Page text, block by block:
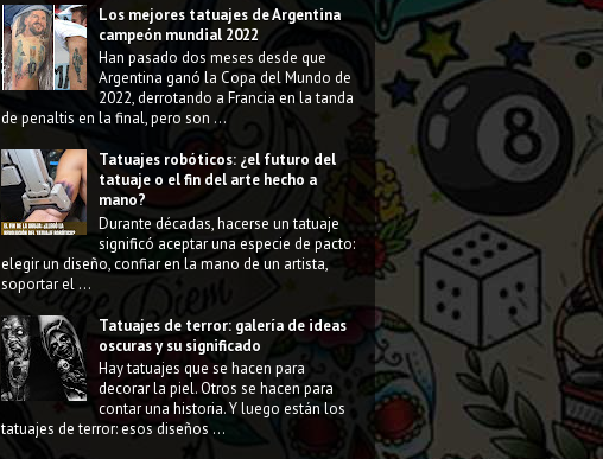
Los mejores tatuajes de Argentina
campeón mundial 2022
Han pasado dos meses desde que
Argentina ganó la Copa del Mundo de
2022, derrotando a Francia en la tanda
de penaltis en la final, pero son ...
Tatuajes robóticos: ¿el futuro del
tatuaje o el fin del arte hecho a
mano?
Durante décadas, hacerse un tatuaje
significó aceptar una especie de pacto:
elegir un diseño, confiar en la mano de un artista,
soportar el ...
Tatuajes de terror: galería de ideas
oscuras y su significado
Hay tatuajes que se hacen para
decorar la piel. Otros se hacen para
contar una historia. Y luego están los
tatuajes de terror: esos diseños ...